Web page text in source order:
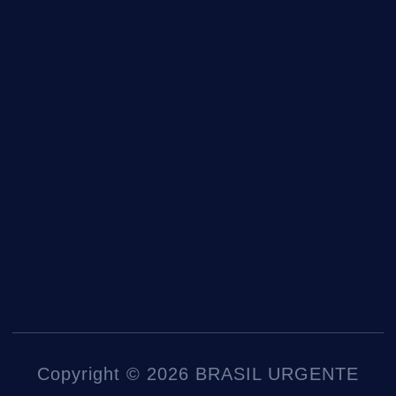
Copyright © 2026 BRASIL URGENTE